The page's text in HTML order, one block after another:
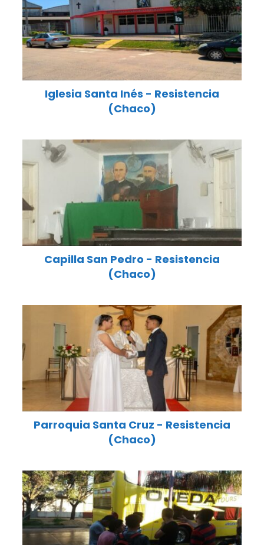
Iglesia Santa Inés - Resistencia
(Chaco)
Capilla San Pedro - Resistencia
(Chaco)
Parroquia Santa Cruz - Resistencia
(Chaco)